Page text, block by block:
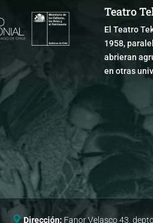
Teatro
El Teatro
1958,
abrieran
en otras
Dirección: Fanor Velasco 43, depto